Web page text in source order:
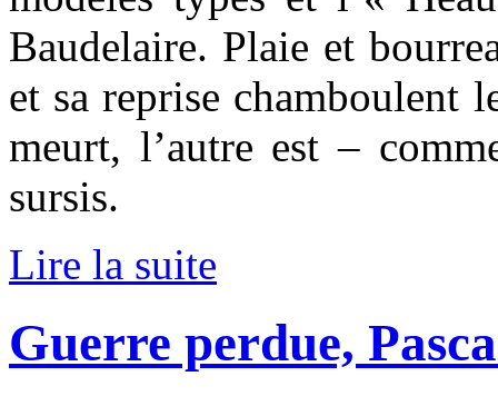
Baudelaire. Plaie et
et sa reprise chamboulent
meurt, l’autre est –
sursis.
Lire la suite
Guerre perdue,